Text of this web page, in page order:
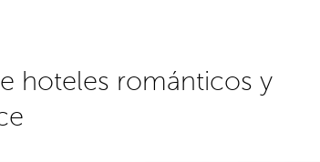
hoteles románticos y